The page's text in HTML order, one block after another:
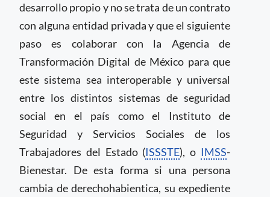
desarrollo propio y no se trata de un contrato
con alguna entidad privada y que el siguiente
paso es colaborar con la Agencia de
Transformación Digital de México para que
este sistema sea interoperable y universal
entre los distintos sistemas de seguridad
social en el país como el Instituto de
Seguridad y Servicios Sociales de los
Trabajadores del Estado (ISSSTE), o IMSS-
Bienestar. De esta forma si una persona
cambia de derechohabientica, su expediente